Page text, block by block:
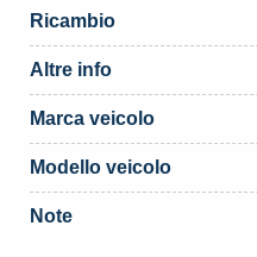
Ricambio
Altre info
Marca veicolo
Modello veicolo
Note